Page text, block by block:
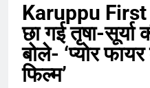
Karuppu
छा गई तृषा-सूर्या
बोले- ‘प्योर
फिल्म’